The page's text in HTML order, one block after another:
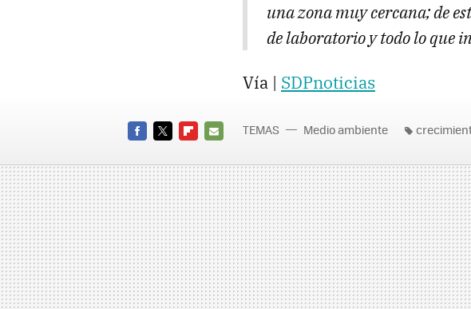
una zona muy cercana; de
de laboratorio y todo lo que
Vía | SDPnoticias
MAIL
TEMAS Medio ambiente